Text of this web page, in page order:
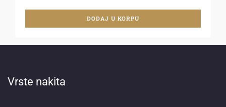
DODAJ U KORPU
Vrste nakita